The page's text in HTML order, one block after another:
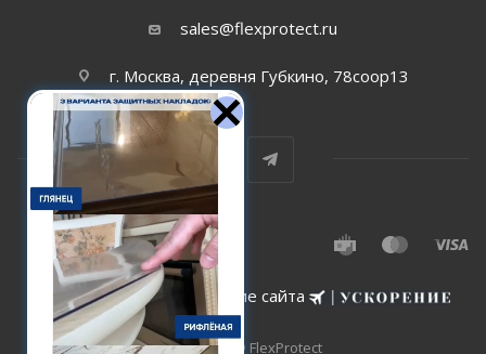
sales@flexprotect.ru
г. Москва, деревня Губкино, 78соор13
Создание и сопровождение сайта
2015-2026 © FlexProtect